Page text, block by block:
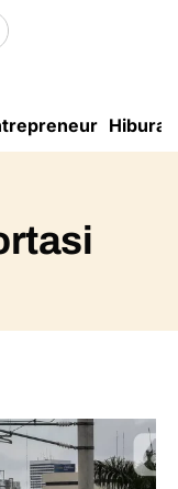
Hiburan